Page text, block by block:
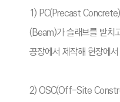
1) PC(Precast
(Beam)가 슬래브를 받치
공장에서 제작해 현장에
2) OSC(Off-Site